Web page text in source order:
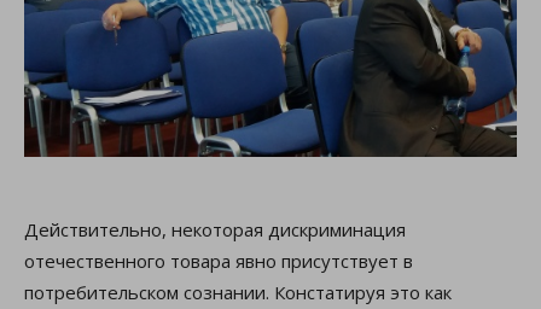
Действительно, некоторая дискриминация
отечественного товара явно присутствует в
потребительском сознании. Констатируя это как